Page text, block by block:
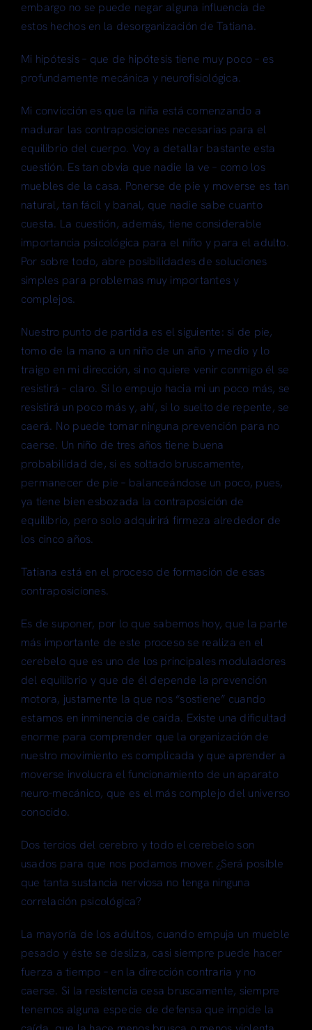
embargo no se puede negar alguna influencia de
estos hechos en la desorganización de Tatiana.
Mi hipótesis – que de hipótesis tiene muy poco – es
profundamente mecánica y neurofisiológica.
Mi convicción es que la niña está comenzando a
madurar las contraposiciones necesarias para el
equilibrio del cuerpo. Voy a detallar bastante esta
cuestión. Es tan obvia que nadie la ve – como los
muebles de la casa. Ponerse de pie y moverse es tan
natural, tan fácil y banal, que nadie sabe cuanto
cuesta. La cuestión, además, tiene considerable
importancia psicológica para el niño y para el adulto.
Por sobre todo, abre posibilidades de soluciones
simples para problemas muy importantes y
complejos.
Nuestro punto de partida es el siguiente: si de pie,
tomo de la mano a un niño de un año y medio y lo
traigo en mi dirección, si no quiere venir conmigo él se
resistirá – claro. Si lo empujo hacia mi un poco más, se
resistirá un poco más y, ahí, si lo suelto de repente, se
caerá. No puede tomar ninguna prevención para no
caerse. Un niño de tres años tiene buena
probabilidad de, si es soltado bruscamente,
permanecer de pie – balanceándose un poco, pues,
ya tiene bien esbozada la contraposición de
equilibrio, pero solo adquirirá firmeza alrededor de
los cinco años.
Tatiana está en el proceso de formación de esas
contraposiciones.
Es de suponer, por lo que sabemos hoy, que la parte
más importante de este proceso se realiza en el
cerebelo que es uno de los principales moduladores
del equilibrio y que de él depende la prevención
motora, justamente la que nos “sostiene” cuando
estamos en inminencia de caída. Existe una dificultad
enorme para comprender que la organización de
nuestro movimiento es complicada y que aprender a
moverse involucra el funcionamiento de un aparato
neuro-mecánico, que es el más complejo del universo
conocido.
Dos tercios del cerebro y todo el cerebelo son
usados para que nos podamos mover. ¿Será posible
que tanta sustancia nerviosa no tenga ninguna
correlación psicológica?
La mayoría de los adultos, cuando empuja un mueble
pesado y éste se desliza, casi siempre puede hacer
fuerza a tiempo – en la dirección contraria y no
caerse. Si la resistencia cesa bruscamente, siempre
tenemos alguna especie de defensa que impide la